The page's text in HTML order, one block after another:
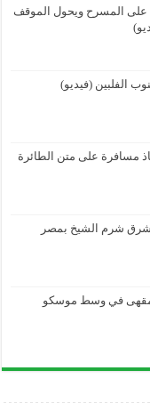
المسرح ويحول الموقف
مسافرة على متن الطائرة
مقهى في وسط موسكو